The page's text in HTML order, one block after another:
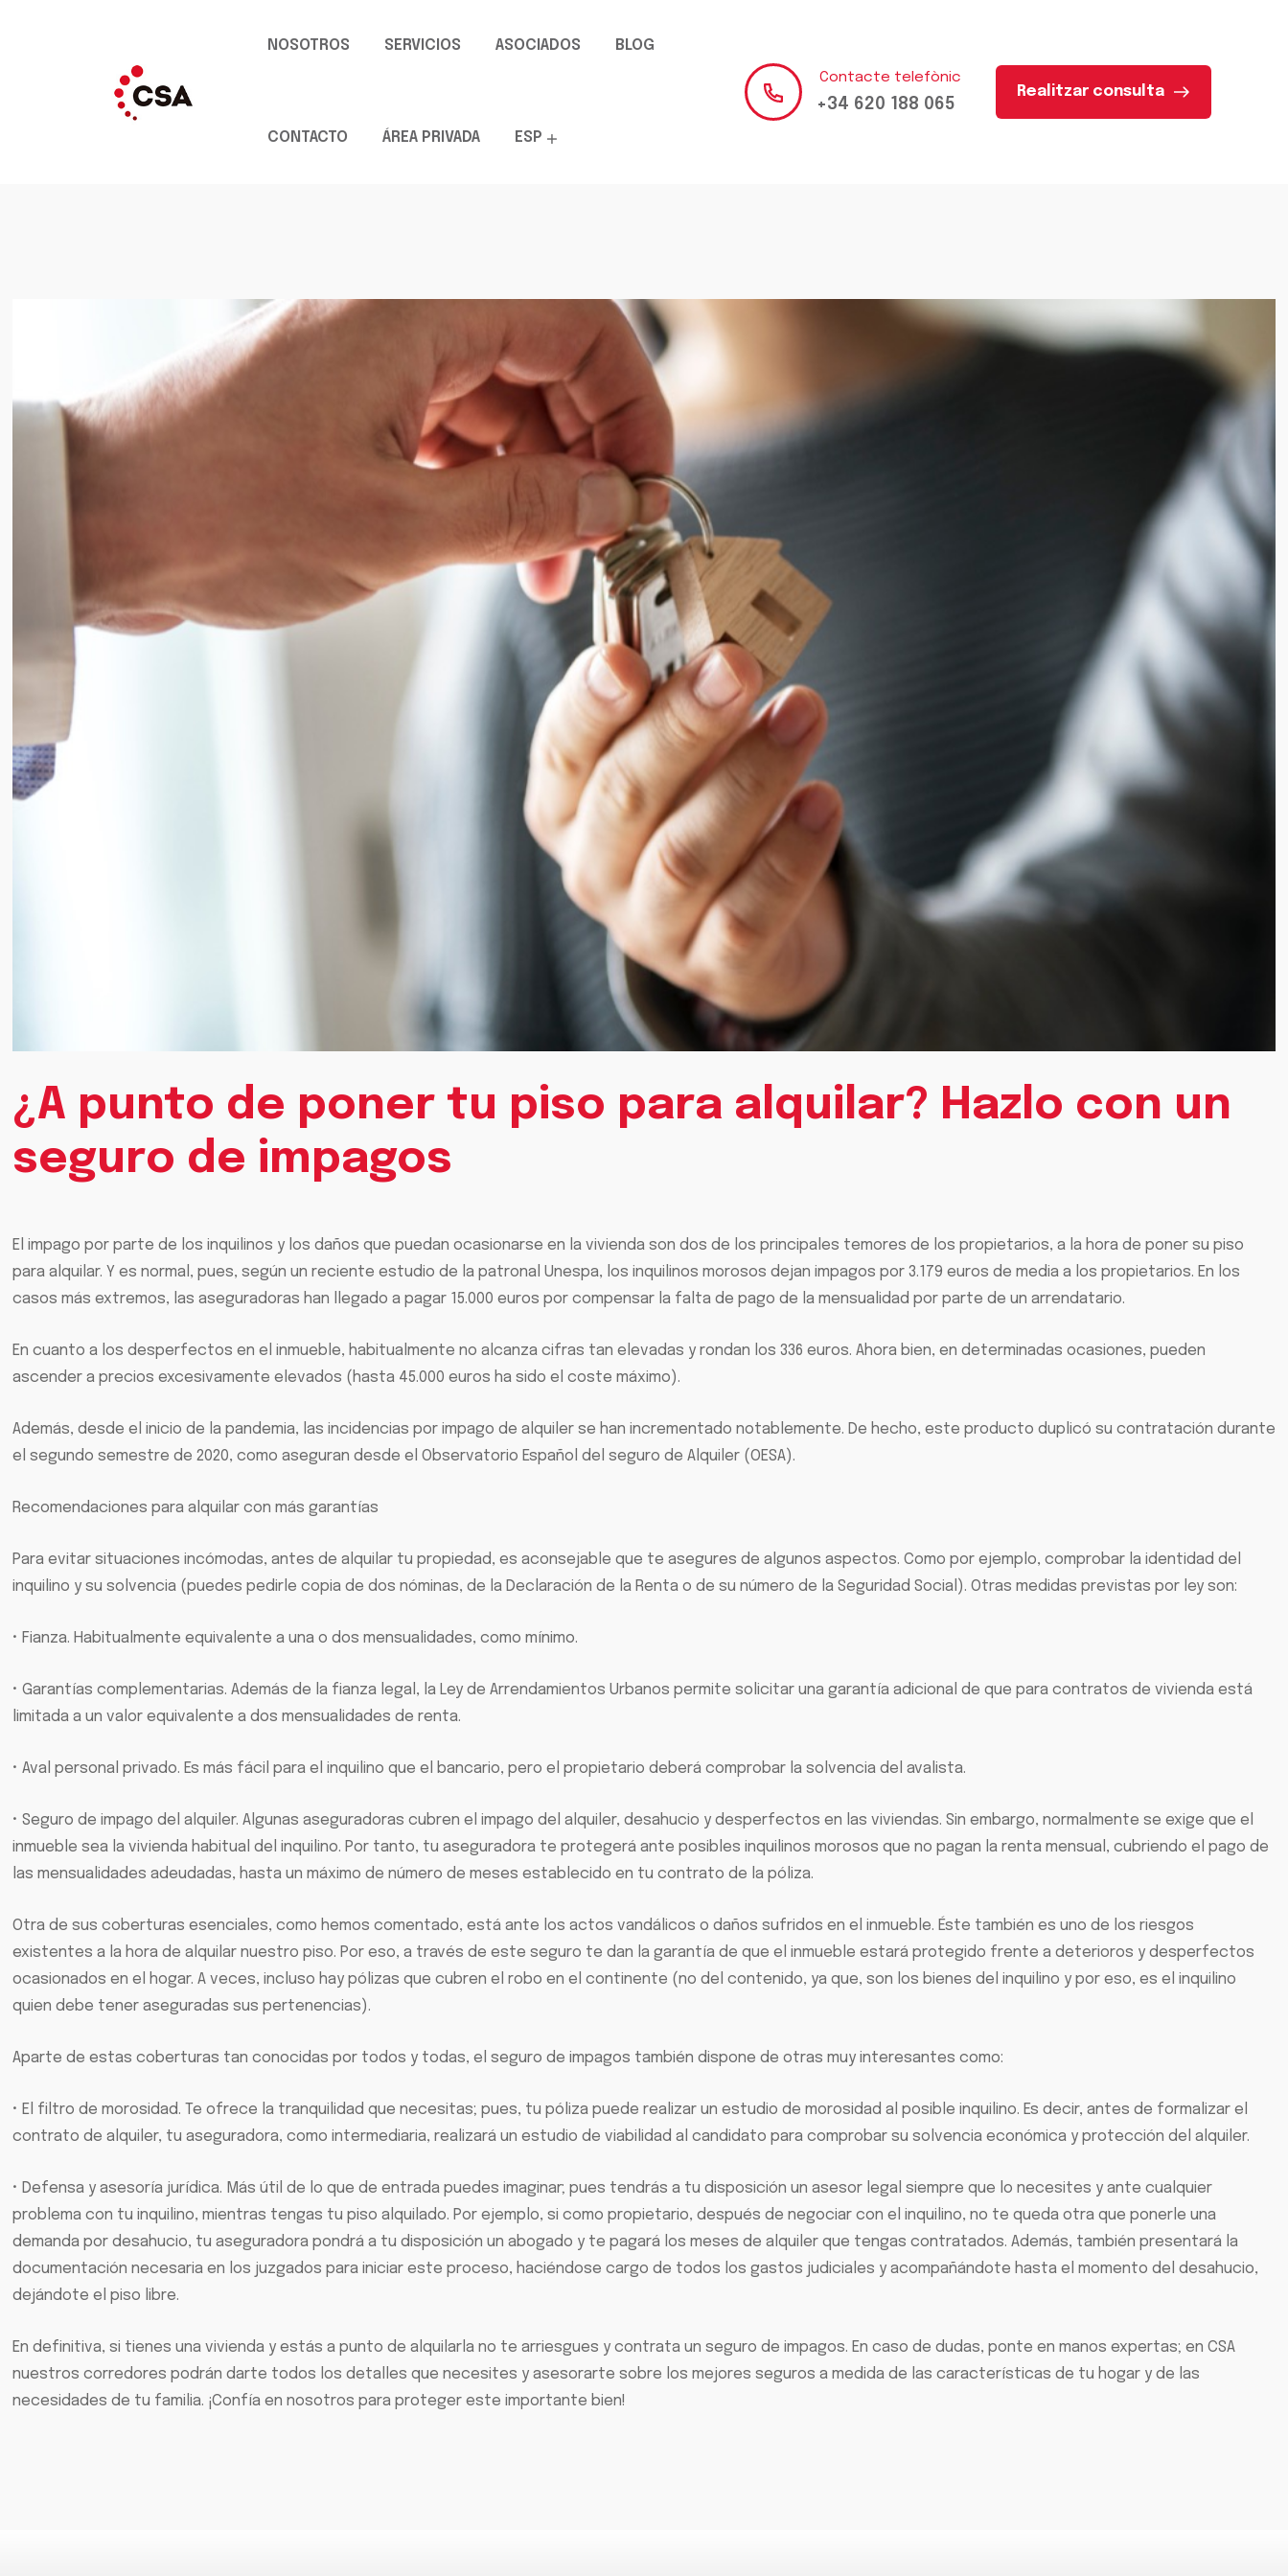
NOSOTROS SERVICIOS ASOCIADOS BLOG
CONTACTO ÁREA PRIVADA ESP
Contacte telefònic
+34 620 188 065
Realitzar consulta
¿A punto de poner tu piso para alquilar? Hazlo con un
seguro de impagos
El impago por parte de los inquilinos y los daños que puedan ocasionarse en la vivienda son dos de los principales temores de los propietarios, a la hora de poner su piso
para alquilar. Y es normal, pues, según un reciente estudio de la patronal Unespa, los inquilinos morosos dejan impagos por 3.179 euros de media a los propietarios. En los
casos más extremos, las aseguradoras han llegado a pagar 15.000 euros por compensar la falta de pago de la mensualidad por parte de un arrendatario.
En cuanto a los desperfectos en el inmueble, habitualmente no alcanza cifras tan elevadas y rondan los 336 euros. Ahora bien, en determinadas ocasiones, pueden
ascender a precios excesivamente elevados (hasta 45.000 euros ha sido el coste máximo).
Además, desde el inicio de la pandemia, las incidencias por impago de alquiler se han incrementado notablemente. De hecho, este producto duplicó su contratación durante
el segundo semestre de 2020, como aseguran desde el Observatorio Español del seguro de Alquiler (OESA).
Recomendaciones para alquilar con más garantías
Para evitar situaciones incómodas, antes de alquilar tu propiedad, es aconsejable que te asegures de algunos aspectos. Como por ejemplo, comprobar la identidad del
inquilino y su solvencia (puedes pedirle copia de dos nóminas, de la Declaración de la Renta o de su número de la Seguridad Social). Otras medidas previstas por ley son:
• Fianza. Habitualmente equivalente a una o dos mensualidades, como mínimo.
• Garantías complementarias. Además de la fianza legal, la Ley de Arrendamientos Urbanos permite solicitar una garantía adicional de que para contratos de vivienda está
limitada a un valor equivalente a dos mensualidades de renta.
• Aval personal privado. Es más fácil para el inquilino que el bancario, pero el propietario deberá comprobar la solvencia del avalista.
• Seguro de impago del alquiler. Algunas aseguradoras cubren el impago del alquiler, desahucio y desperfectos en las viviendas. Sin embargo, normalmente se exige que el
inmueble sea la vivienda habitual del inquilino. Por tanto, tu aseguradora te protegerá ante posibles inquilinos morosos que no pagan la renta mensual, cubriendo el pago de
las mensualidades adeudadas, hasta un máximo de número de meses establecido en tu contrato de la póliza.
Otra de sus coberturas esenciales, como hemos comentado, está ante los actos vandálicos o daños sufridos en el inmueble. Éste también es uno de los riesgos
existentes a la hora de alquilar nuestro piso. Por eso, a través de este seguro te dan la garantía de que el inmueble estará protegido frente a deterioros y desperfectos
ocasionados en el hogar. A veces, incluso hay pólizas que cubren el robo en el continente (no del contenido, ya que, son los bienes del inquilino y por eso, es el inquilino
quien debe tener aseguradas sus pertenencias).
Aparte de estas coberturas tan conocidas por todos y todas, el seguro de impagos también dispone de otras muy interesantes como:
• El filtro de morosidad. Te ofrece la tranquilidad que necesitas; pues, tu póliza puede realizar un estudio de morosidad al posible inquilino. Es decir, antes de formalizar el
contrato de alquiler, tu aseguradora, como intermediaria, realizará un estudio de viabilidad al candidato para comprobar su solvencia económica y protección del alquiler.
• Defensa y asesoría jurídica. Más útil de lo que de entrada puedes imaginar; pues tendrás a tu disposición un asesor legal siempre que lo necesites y ante cualquier
problema con tu inquilino, mientras tengas tu piso alquilado. Por ejemplo, si como propietario, después de negociar con el inquilino, no te queda otra que ponerle una
demanda por desahucio, tu aseguradora pondrá a tu disposición un abogado y te pagará los meses de alquiler que tengas contratados. Además, también presentará la
documentación necesaria en los juzgados para iniciar este proceso, haciéndose cargo de todos los gastos judiciales y acompañándote hasta el momento del desahucio,
dejándote el piso libre.
En definitiva, si tienes una vivienda y estás a punto de alquilarla no te arriesgues y contrata un seguro de impagos. En caso de dudas, ponte en manos expertas; en CSA
nuestros corredores podrán darte todos los detalles que necesites y asesorarte sobre los mejores seguros a medida de las características de tu hogar y de las
necesidades de tu familia. ¡Confía en nosotros para proteger este importante bien!